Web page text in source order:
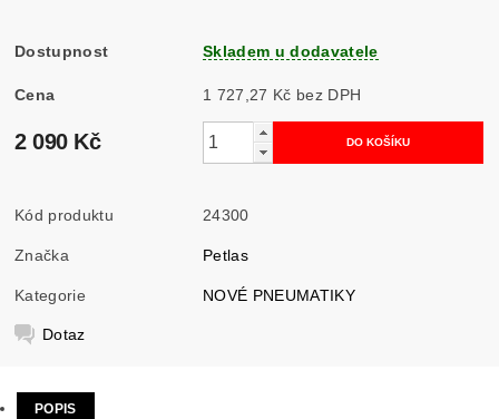
Dostupnost Skladem u dodavatele
Cena 1 727,27 Kč bez DPH
2 090 Kč
Kód produktu 24300
Značka Petlas
Kategorie NOVÉ PNEUMATIKY
Dotaz
POPIS